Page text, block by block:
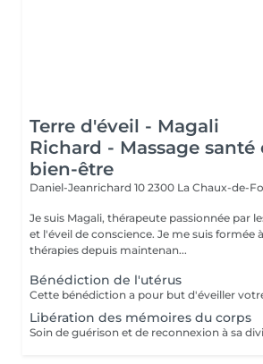
Terre d'éveil - Magali
Richard - Massage santé
bien-être
Daniel-Jeanrichard 10 2300 La Chaux-de-
Je suis Magali, thérapeute passionnée par
et l'éveil de conscience. Je me suis formée
thérapies depuis maintenan...
Bénédiction de l'utérus
Libération des mémoires du corps